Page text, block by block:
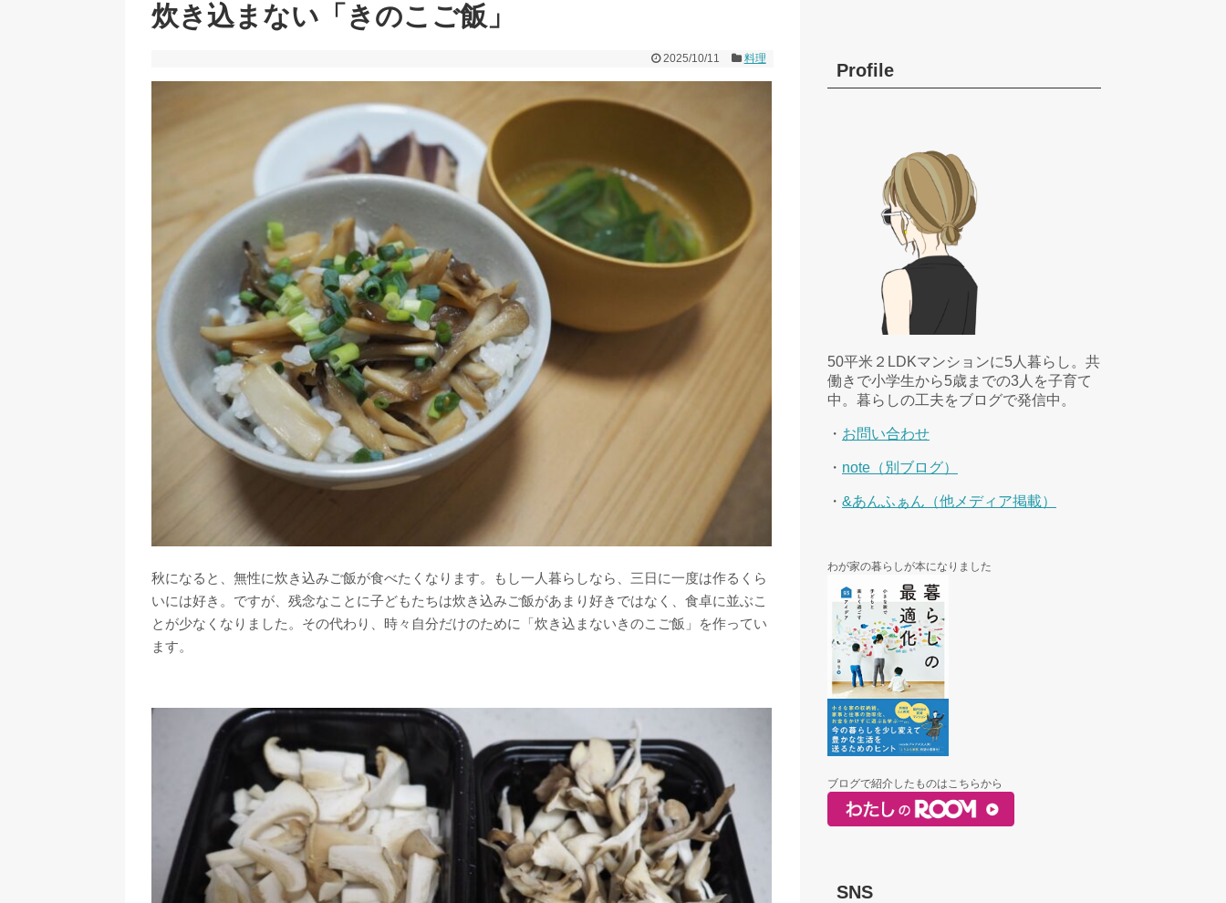
炊き込まない「きのこご飯」
2025/10/11 料理
秋になると、無性に炊き込みご飯が食べたくなります。もし一人暮らしなら、三日に一度は作るくら
いには好き。ですが、残念なことに子どもたちは炊き込みご飯があまり好きではなく、食卓に並ぶこ
とが少なくなりました。その代わり、時々自分だけのために「炊き込まないきのこご飯」を作ってい
ます。
Profile
50平米２LDKマンションに5人暮らし。共
働きで小学生から5歳までの3人を子育て
中。暮らしの工夫をブログで発信中。
・ お問い合わせ
・ note（別ブログ）
・ &あんふぁん（他メディア掲載）
わが家の暮らしが本になりました
ブログで紹介したものはこちらから
SNS